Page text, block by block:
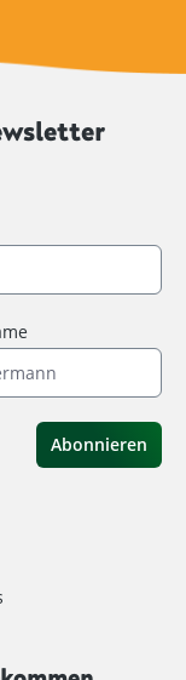
Abonnieren